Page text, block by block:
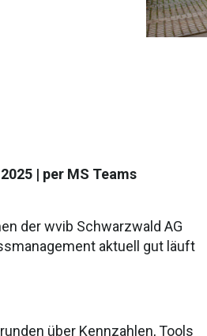
| per MS Teams
der wvib Schwarzwald AG
aktuell gut läuft
über Kennzahlen, Tools